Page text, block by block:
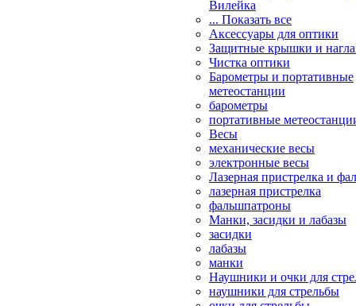
Вилейка
... Показать все
Аксессуары для оптики
Защитные крышки и
Чистка оптики
Барометры и портативные
метеостанции
барометры
портативные
Весы
механические весы
электронные весы
Лазерная пристрелка и
лазерная пристрелка
фальшпатроны
Манки, засидки и лабазы
засидки
лабазы
манки
Наушники и очки для
наушники для стрельбы